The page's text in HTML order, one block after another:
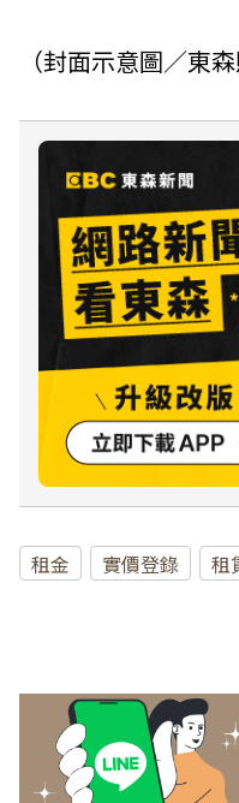
（封面示意圖／東
租金 實價登錄 租